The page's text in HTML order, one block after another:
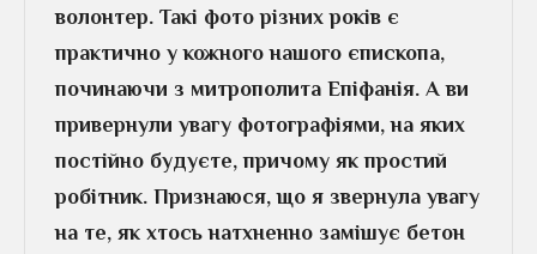
волонтер. Такі фото різних років є
практично у кожного нашого єпископа,
починаючи з митрополита Епіфанія. А ви
привернули увагу фотографіями, на яких
постійно будуєте, причому як простий
робітник. Признаюся, що я звернула увагу
на те, як хтось натхненно замішує бетон